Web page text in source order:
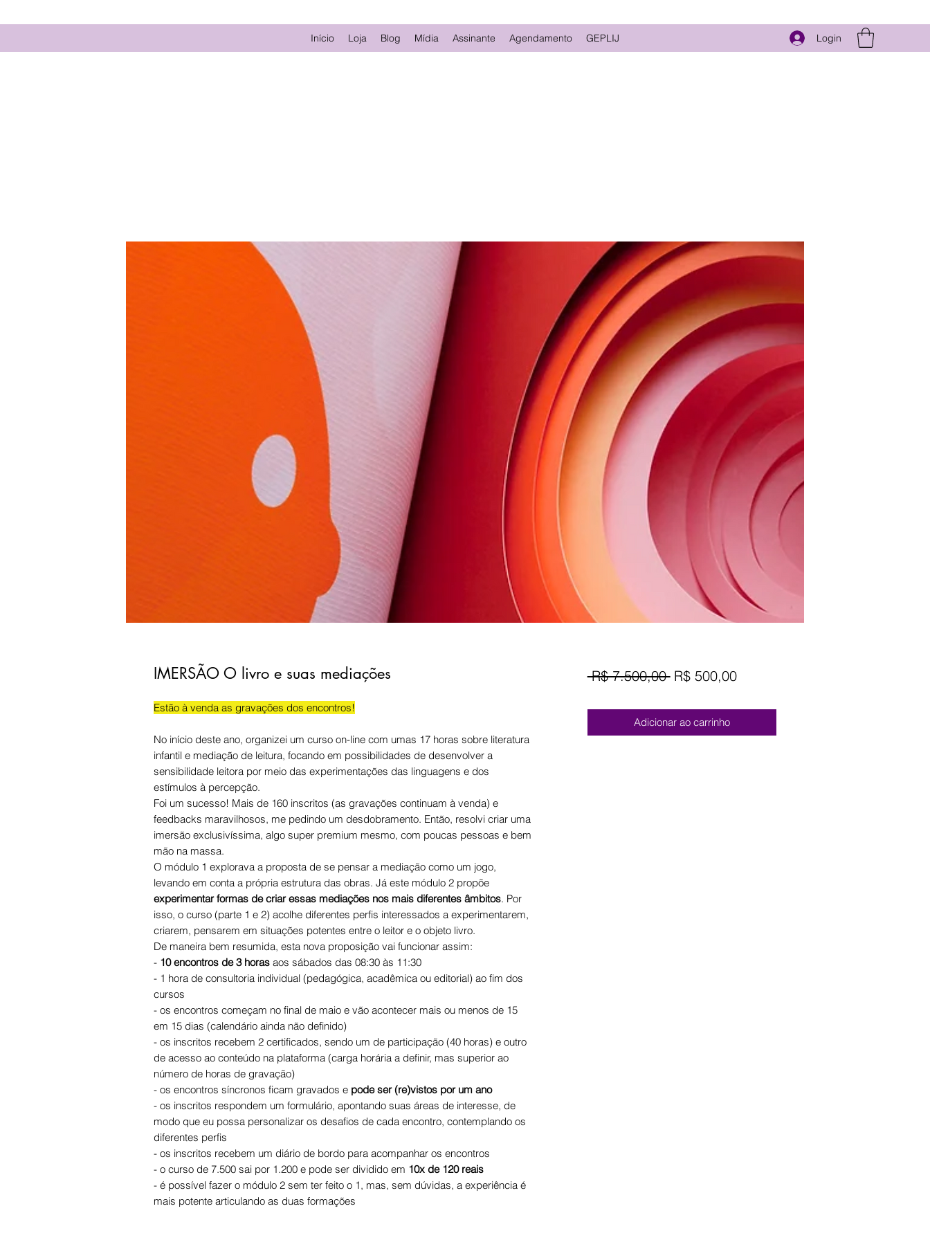
Início Loja Blog Mídia Assinante Agendamento GEPLIJ Login
IMERSÃO O livro e suas mediações
Estão à venda as gravações dos encontros!
No início deste ano, organizei um curso on-line com umas 17 horas sobre literatura
infantil e mediação de leitura, focando em possibilidades de desenvolver a
sensibilidade leitora por meio das experimentações das linguagens e dos
estímulos à percepção.
Foi um sucesso! Mais de 160 inscritos (as gravações continuam à venda) e
feedbacks maravilhosos, me pedindo um desdobramento. Então, resolvi criar uma
imersão exclusivíssima, algo super premium mesmo, com poucas pessoas e bem
mão na massa.
O módulo 1 explorava a proposta de se pensar a mediação como um jogo,
levando em conta a própria estrutura das obras. Já este módulo 2 propõe
experimentar formas de criar essas mediações nos mais diferentes âmbitos. Por
isso, o curso (parte 1 e 2) acolhe diferentes perfis interessados a experimentarem,
criarem, pensarem em situações potentes entre o leitor e o objeto livro.
De maneira bem resumida, esta nova proposição vai funcionar assim:
- 10 encontros de 3 horas aos sábados das 08:30 às 11:30
- ⁠1 hora de consultoria individual (pedagógica, acadêmica ou editorial) ao fim dos
cursos
- ⁠os encontros começam no final de maio e vão acontecer mais ou menos de 15
em 15 dias (calendário ainda não definido)
- ⁠os inscritos recebem 2 certificados, sendo um de participação (40 horas) e outro
de acesso ao conteúdo na plataforma (carga horária a definir, mas superior ao
número de horas de gravação)
- ⁠os encontros síncronos ficam gravados e pode ser (re)vistos por um ano
- ⁠os inscritos respondem um formulário, apontando suas áreas de interesse, de
modo que eu possa personalizar os desafios de cada encontro, contemplando os
diferentes perfis
- ⁠os inscritos recebem um diário de bordo para acompanhar os encontros
- o curso de 7.500 sai por 1.200 e pode ser dividido em 10x de 120 reais
- é possível fazer o módulo 2 sem ter feito o 1, mas, sem dúvidas, a experiência é
mais potente articulando as duas formações
R$ 7.500,00 Preço
R$ 500,00Preço
Adicionar ao carrinho